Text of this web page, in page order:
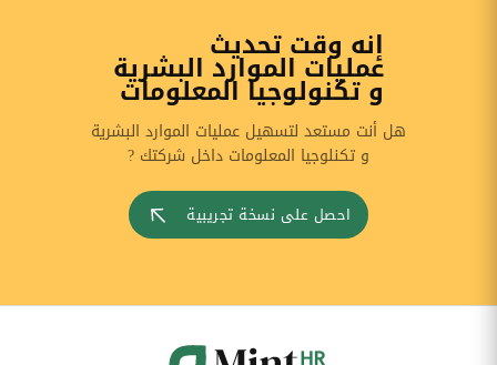
إنه وقت تحديث
عمليات الموارد البشرية
و تكنولوجيا المعلومات
هل أنت مستعد لتسهيل عمليات الموارد البشرية
و تكنلوجيا المعلومات داخل شركتك ?
احصل على نسخة تجريبية